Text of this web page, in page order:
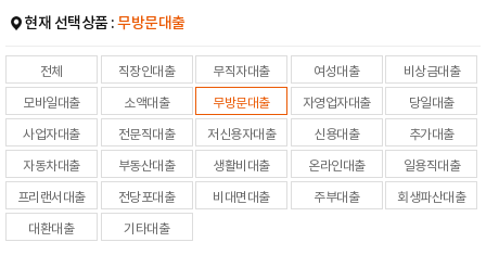
현재 선택상품 :무방문대출
전체 직장인대출 무직자대출 여성대출 비상금대출
모바일대출 소액대출 무방문대출 자영업자대출 당일대출
사업자대출 전문직대출 저신용자대출 신용대출 추가대출
자동차대출 부동산대출 생활비대출 온라인대출 일용직대출
프리랜서대출 전당포대출 비대면대출 주부대출 회생파산대출
대환대출 기타대출